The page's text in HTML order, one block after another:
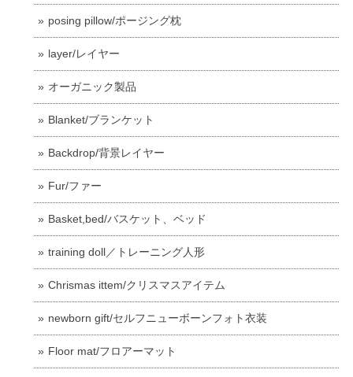
posing pillow/ポージング枕
layer/レイヤー
オーガニック製品
Blanket/ブランケット
Backdrop/背景レイヤー
Fur/ファー
Basket,bed/バスケット、ベッド
training doll／トレーニング人形
Chrismas ittem/クリスマスアイテム
newborn gift/セルフニューボーンフォト衣装
Floor mat/フロアーマット